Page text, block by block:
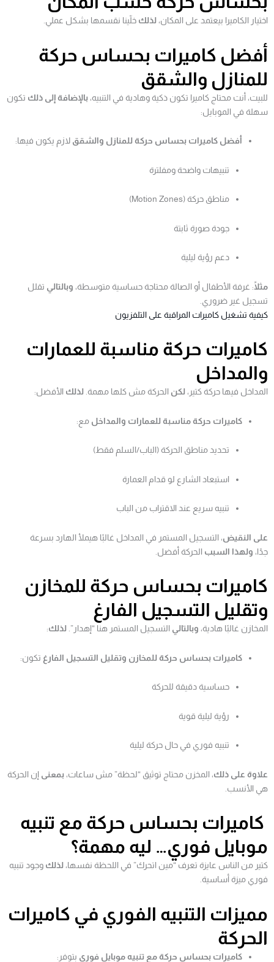
اختيار الكاميرا بيعتمد على المكان، لذلك خلّينا نقسمها بشكل عملي.
أفضل كاميرات بحساس حركة
للمنازل والشقق
للبيت، أنت محتاج كاميرا تكون ذكية وهادية في التنبيه، بالإضافة إلى ذلك تكون
سهلة في الموبايل:
أفضل كاميرات بحساس حركة للمنازل والشقق لازم يكون فيها:
تنبيهات واضحة ومفلترة
مناطق حركة (Motion Zones)
جودة صورة ثابتة
دعم رؤية ليلية
مثلًا: غرفة الأطفال أو الصالة محتاجة حساسية متوسطة، وبالتالي تقلل
تسجيل غير ضروري.
كيفية تشغيل كاميرات المراقبة على التلفزيون
كاميرات حركة مناسبة للعمارات
والمداخل
المداخل فيها حركة كتير، لكن الحركة مش كلها مهمة. لذلك الأفضل:
كاميرات حركة مناسبة للعمارات والمداخل مع:
تحديد مناطق الحركة (الباب/السلم فقط)
استبعاد الشارع لو قدام العمارة
تنبيه سريع عند الاقتراب من الباب
على النقيض، التسجيل المستمر في المداخل غالبًا هيملأ الهارد بسرعة
جدًا، ولهذا السبب الحركة أفضل.
كاميرات بحساس حركة للمخازن
وتقليل التسجيل الفارغ
المخازن غالبًا هادية، وبالتالي التسجيل المستمر هنا “إهدار”. لذلك:
كاميرات بحساس حركة للمخازن وتقليل التسجيل الفارغ تكون:
حساسية دقيقة للحركة
رؤية ليلية قوية
تنبيه فوري في حال حركة ليلية
علاوة على ذلك، المخزن محتاج توثيق “لحظة” مش ساعات، بمعنى إن الحركة
هي الأنسب.
كاميرات بحساس حركة مع تنبيه
موبايل فوري… ليه مهمة؟
كتير من الناس عايزة تعرف “مين اتحرك” في اللحظة نفسها، لذلك وجود تنبيه
فوري ميزة أساسية.
مميزات التنبيه الفوري في كاميرات
الحركة
كاميرات بحساس حركة مع تنبيه موبايل فوري بتوفر: